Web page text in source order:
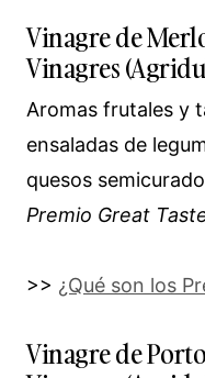
Vinagre de
Vinagres
Aromas frutales y
ensaladas de
quesos
Premio Great
>> ¿Qué son los
Vinagre de